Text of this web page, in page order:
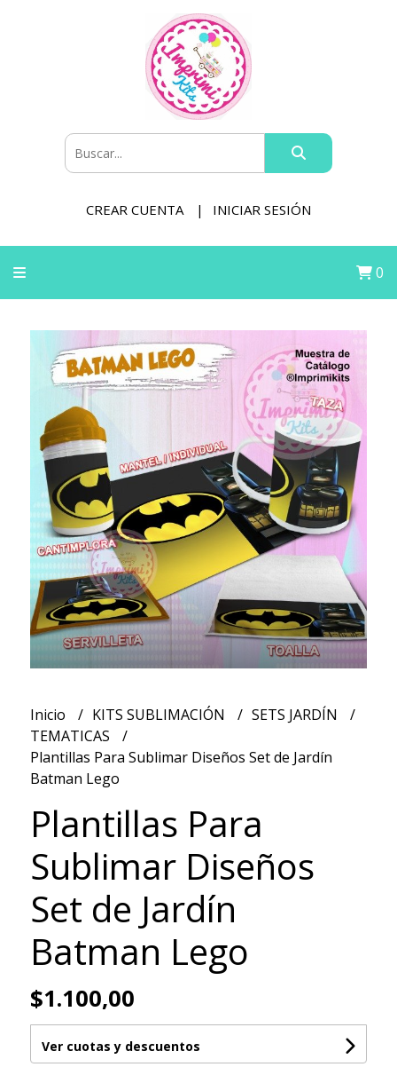
CREAR CUENTA INICIAR SESIÓN
0
Inicio KITS SUBLIMACIÓN
SETS JARDÍN
TEMATICAS
Plantillas Para Sublimar Diseños Set de Jardín
Batman Lego
Plantillas Para
Sublimar Diseños
Set de Jardín
Batman Lego
$1.100,00
Ver cuotas y descuentos